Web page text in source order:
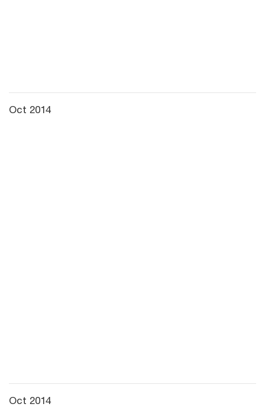
Oct 2014
Oct 2014